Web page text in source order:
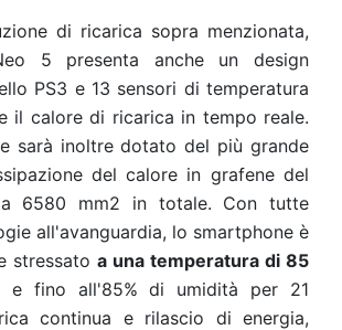
di ricarica sopra menzionata,
5 presenta anche un design
PS3 e 13 sensori di temperatura
il calore di ricarica in tempo reale.
sarà inoltre dotato del più grande
del calore in grafene del
6580 mm2 in totale. Con tutte
all'avanguardia, lo smartphone è
stressato a una temperatura di 85
e fino all'85% di umidità per 21
continua e rilascio di energia,